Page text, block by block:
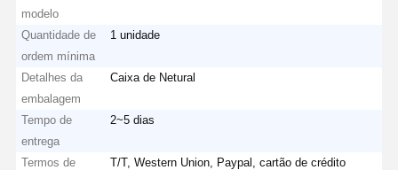
modelo
Quantidade de
ordem mínima
1 unidade
Detalhes da
embalagem
Caixa de Netural
Tempo de
entrega
2~5 dias
Termos de
T/T, Western Union, Paypal, cartão de crédito